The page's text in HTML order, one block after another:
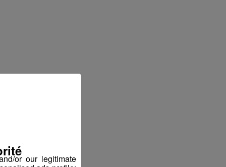
or our legitimate